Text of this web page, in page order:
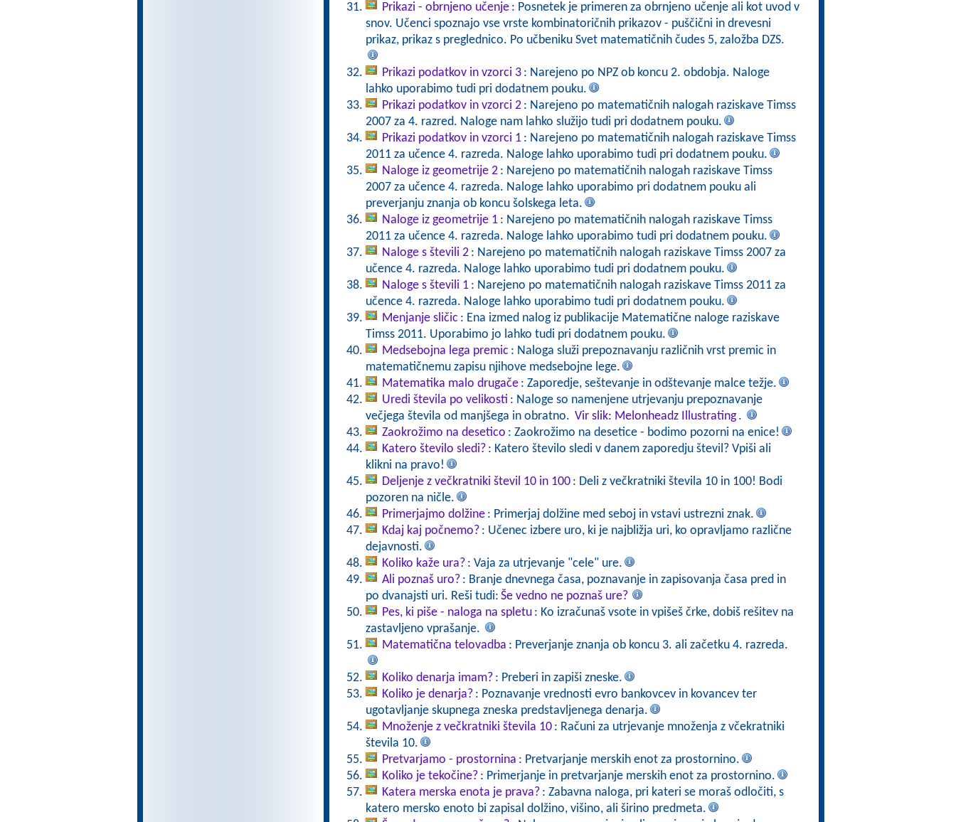
Prikazi - obrnjeno učenje : Posnetek je primeren za obrnjeno učenje ali kot uvod v
snov. Učenci spoznajo vse vrste kombinatoričnih prikazov - puščični in drevesni
prikaz, prikaz s preglednico. Po učbeniku Svet matematičnih čudes 5, založba DZS.
Prikazi podatkov in vzorci 3 : Narejeno po NPZ ob koncu 2. obdobja. Naloge
lahko uporabimo tudi pri dodatnem pouku.
Prikazi podatkov in vzorci 2 : Narejeno po matematičnih nalogah raziskave Timss
2007 za 4. razred. Naloge nam lahko služijo tudi pri dodatnem pouku.
Prikazi podatkov in vzorci 1 : Narejeno po matematičnih nalogah raziskave Timss
2011 za učence 4. razreda. Naloge lahko uporabimo tudi pri dodatnem pouku.
Naloge iz geometrije 2 : Narejeno po matematičnih nalogah raziskave Timss
2007 za učence 4. razreda. Naloge lahko uporabimo pri dodatnem pouku ali
preverjanju znanja ob koncu šolskega leta.
Naloge iz geometrije 1 : Narejeno po matematičnih nalogah raziskave Timss
2011 za učence 4. razreda. Naloge lahko uporabimo tudi pri dodatnem pouku.
Naloge s števili 2 : Narejeno po matematičnih nalogah raziskave Timss 2007 za
učence 4. razreda. Naloge lahko uporabimo tudi pri dodatnem pouku.
Naloge s števili 1 : Narejeno po matematičnih nalogah raziskave Timss 2011 za
učence 4. razreda. Naloge lahko uporabimo tudi pri dodatnem pouku.
Menjanje sličic : Ena izmed nalog iz publikacije Matematične naloge raziskave
Timss 2011. Uporabimo jo lahko tudi pri dodatnem pouku.
Medsebojna lega premic : Naloga služi prepoznavanju različnih vrst premic in
matematičnemu zapisu njihove medsebojne lege.
Matematika malo drugače : Zaporedje, seštevanje in odštevanje malce težje.
Uredi števila po velikosti : Naloge so namenjene utrjevanju prepoznavanje
večjega števila od manjšega in obratno. Vir slik: Melonheadz Illustrating .
Zaokrožimo na desetico : Zaokrožimo na desetice - bodimo pozorni na enice!
Katero število sledi? : Katero število sledi v danem zaporedju števil? Vpiši ali
klikni na pravo!
Deljenje z večkratniki števil 10 in 100 : Deli z večkratniki števila 10 in 100! Bodi
pozoren na ničle.
Primerjajmo dolžine : Primerjaj dolžine med seboj in vstavi ustrezni znak.
Kdaj kaj počnemo? : Učenec izbere uro, ki je najbližja uri, ko opravljamo različne
dejavnosti.
Koliko kaže ura? : Vaja za utrjevanje "cele" ure.
Ali poznaš uro? : Branje dnevnega časa, poznavanje in zapisovanja časa pred in
po dvanajsti uri. Reši tudi: Še vedno ne poznaš ure?
Pes, ki piše - naloga na spletu : Ko izračunaš vsote in vpišeš črke, dobiš rešitev na
zastavljeno vprašanje.
Matematična telovadba : Preverjanje znanja ob koncu 3. ali začetku 4. razreda.
Koliko denarja imam? : Preberi in zapiši zneske.
Koliko je denarja? : Poznavanje vrednosti evro bankovcev in kovancev ter
ugotavljanje skupnega zneska predstavljenega denarja.
Množenje z večkratniki števila 10 : Računi za utrjevanje množenja z včekratniki
števila 10.
Pretvarjamo - prostornina : Pretvarjanje merskih enot za prostornino.
Koliko je tekočine? : Primerjanje in pretvarjanje merskih enot za prostornino.
Katera merska enota je prava? : Zabavna naloga, pri kateri se moraš odločiti, s
katero mersko enoto bi zapisal dolžino, višino, ali širino predmeta.